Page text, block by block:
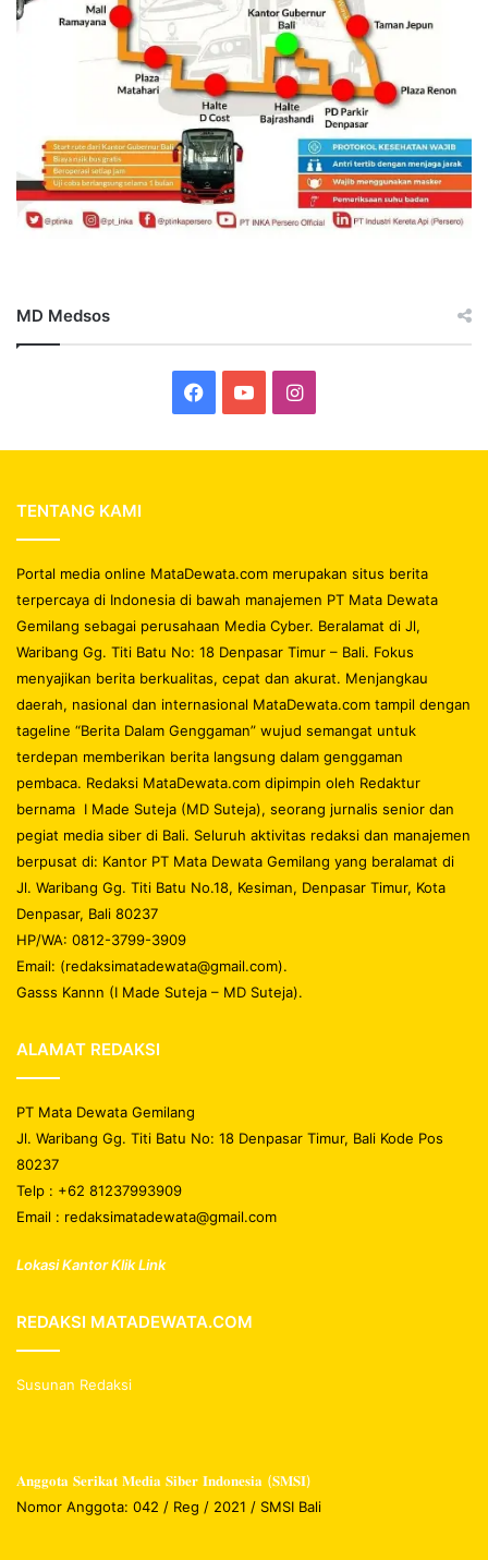
MD Medsos
Facebook
YouTubeInstagram
TENTANG KAMI
Portal media online MataDewata.com merupakan situs berita
terpercaya di Indonesia di bawah manajemen PT Mata Dewata
Gemilang sebagai perusahaan Media Cyber. Beralamat di Jl,
Waribang Gg. Titi Batu No: 18 Denpasar Timur – Bali. Fokus
menyajikan berita berkualitas, cepat dan akurat. Menjangkau
daerah, nasional dan internasional MataDewata.com tampil dengan
tageline “Berita Dalam Genggaman” wujud semangat untuk
terdepan memberikan berita langsung dalam genggaman
pembaca. Redaksi MataDewata.com dipimpin oleh Redaktur
bernama I Made Suteja (MD Suteja), seorang jurnalis senior dan
pegiat media siber di Bali. Seluruh aktivitas redaksi dan manajemen
berpusat di: Kantor PT Mata Dewata Gemilang yang beralamat di
Jl. Waribang Gg. Titi Batu No.18, Kesiman, Denpasar Timur, Kota
Denpasar, Bali 80237
HP/WA: 0812-3799-3909
Email: (redaksimatadewata@gmail.com).
Gasss Kannn (I Made Suteja – MD Suteja).
ALAMAT REDAKSI
PT Mata Dewata Gemilang
Jl. Waribang Gg. Titi Batu No: 18 Denpasar Timur, Bali Kode Pos
80237
Telp : +62 81237993909
Email : redaksimatadewata@gmail.com
Lokasi Kantor Klik Link
REDAKSI MATADEWATA.COM
Susunan Redaksi
𝐀𝐧𝐠𝐠𝐨𝐭𝐚 𝐒𝐞𝐫𝐢𝐤𝐚𝐭 𝐌𝐞𝐝𝐢𝐚 𝐒𝐢𝐛𝐞𝐫 𝐈𝐧𝐝𝐨𝐧𝐞𝐬𝐢𝐚 (𝐒𝐌𝐒𝐈)
Nomor Anggota: 042 / Reg / 2021 / SMSI Bali